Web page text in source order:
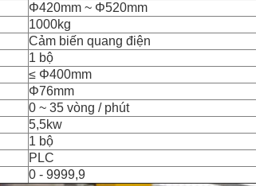
Φ420mm ~ Φ520mm
1000kg
Cảm biến quang điện
1 bộ
≤ Φ400mm
Φ76mm
0 ~ 35 vòng / phút
5,5kw
1 bộ
PLC
0 - 9999,9